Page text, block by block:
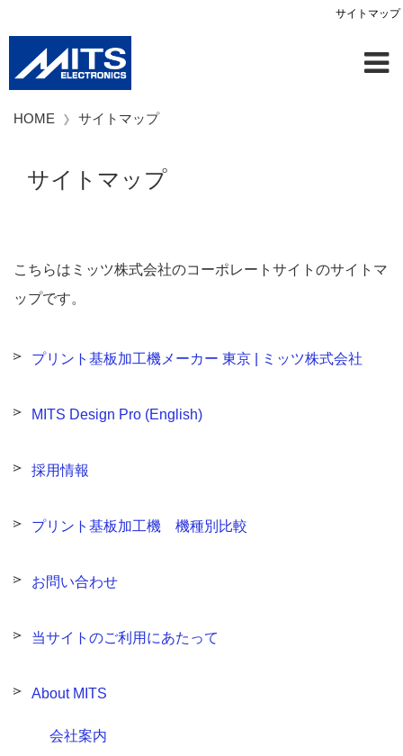
サイトマップ
HOME サイトマップ
サイトマップ
こちらはミッツ株式会社のコーポレートサイトのサイトマ
ップです。
プリント基板加工機メーカー 東京 | ミッツ株式会社
MITS Design Pro (English)
採用情報
プリント基板加工機 機種別比較
お問い合わせ
当サイトのご利用にあたって
About MITS
会社案内